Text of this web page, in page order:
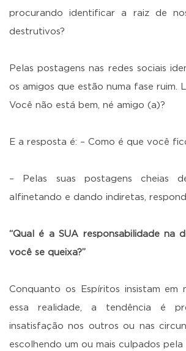
procurando identificar a raiz de
destrutivos?
Pelas postagens nas redes sociais
os amigos que estão numa fase ruim.
Você não está bem, né amigo (a)?
E a resposta é: – Como é que você
– Pelas suas postagens cheias
alfinetando e dando indiretas,
“Qual é a SUA responsabilidade na
você se queixa?”
Conquanto os Espíritos insistam em
essa realidade, a tendência é
insatisfação nos outros ou nas
escolhendo um ou mais culpados pela